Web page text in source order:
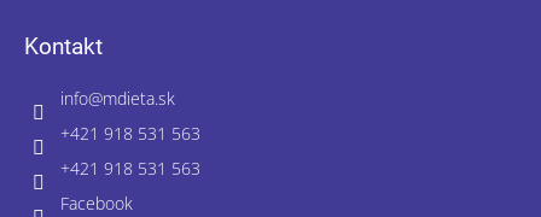
Kontakt
info@mdieta.sk
+421 918 531 563
+421 918 531 563
Facebook